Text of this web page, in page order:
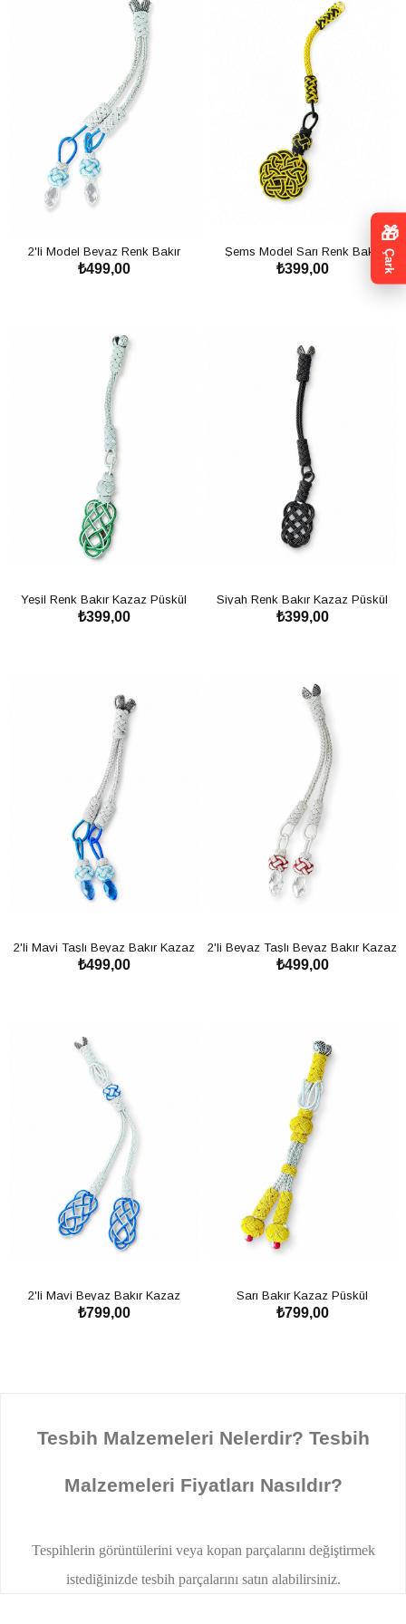
2'li Model Beyaz Renk Bakır
Kazaz Püskül
₺499,00
Şems Model Sarı Renk Bakır
Kazaz Püskül
₺399,00
Yeşil Renk Bakır Kazaz Püskül
₺399,00
Siyah Renk Bakır Kazaz Püskül
₺399,00
2'li Mavi Taşlı Beyaz Bakır Kazaz
Püskül
₺499,00
2'li Beyaz Taşlı Beyaz Bakır Kazaz
Püskül
₺499,00
2'li Mavi Beyaz Bakır Kazaz
Püskül
₺799,00
Sarı Bakır Kazaz Püskül
₺799,00
Tesbih Malzemeleri Nelerdir? Tesbih
Malzemeleri Fiyatları Nasıldır?
Tespihlerin görüntülerini veya kopan parçalarını değiştirmek
istediğinizde tesbih parçalarını satın alabilirsiniz.
🎁
Çark